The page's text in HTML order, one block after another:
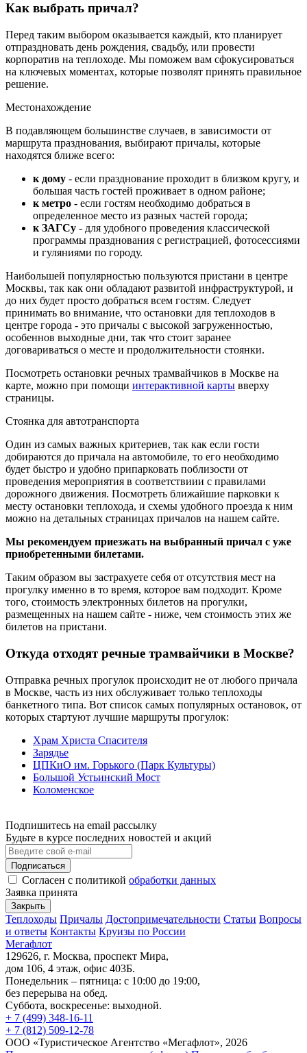
Как выбрать причал?
Перед таким выбором оказывается каждый, кто планирует
отпраздновать день рождения, свадьбу, или провести
корпоратив на теплоходе. Мы поможем вам сфокусироваться
на ключевых моментах, которые позволят принять правильное
решение.
Местонахождение
В подавляющем большинстве случаев, в зависимости от
маршрута празднования, выбирают причалы, которые
находятся ближе всего:
к дому - если празднование проходит в близком кругу, и
большая часть гостей проживает в одном районе;
к метро - если гостям необходимо добраться в
определенное место из разных частей города;
к ЗАГСу - для удобного проведения классической
программы празднования с регистрацией, фотосессиями
и гуляниями по городу.
Наибольшей популярностью пользуются пристани в центре
Москвы, так как они обладают развитой инфраструктурой, и
до них будет просто добраться всем гостям. Следует
принимать во внимание, что остановки для теплоходов в
центре города - это причалы с высокой загруженностью,
особеннов выходные дни, так что стоит заранее
договариваться о месте и продолжительности стоянки.
Посмотреть остановки речных трамвайчиков в Москве на
карте, можно при помощи интерактивной карты вверху
страницы.
Стоянка для автотранспорта
Один из самых важных критериев, так как если гости
добираются до причала на автомобиле, то его необходимо
будет быстро и удобно припарковать поблизости от
проведения мероприятия в соответствиии с правилами
дорожного движения. Посмотреть ближайшие парковки к
месту остановки теплохода, и схемы удобного проезда к ним
можно на детальных страницах причалов на нашем сайте.
Мы рекомендуем приезжать на выбранный причал с уже
приобретенными билетами.
Таким образом вы застрахуете себя от отсутствия мест на
прогулку именно в то время, которое вам подходит. Кроме
того, стоимость электронных билетов на прогулки,
размещенных на нашем сайте - ниже, чем стоимость этих же
билетов на пристани.
Откуда отходят речные трамвайчики в Москве?
Отправка речных прогулок происходит не от любого причала
в Москве, часть из них обслуживает только теплоходы
банкетного типа. Вот список самых популярных остановок, от
которых стартуют лучшие маршруты прогулок:
Храм Христа Спасителя
Зарядье
ЦПКиО им. Горького (Парк Культуры)
Большой Устьинский Мост
Коломенское
Подпишитесь на email рассылку
Будьте в курсе последних новостей и акций
Подписаться
Согласен с политикой обработки данных
Заявка принята
Закрыть
Теплоходы Причалы Достопримечательности Статьи Вопросы
и ответы Контакты Круизы по России
Мегафлот
129626, г. Москва, проспект Мира,
дом 106, 4 этаж, офис 403Б.
Понедельник – пятница: с 10:00 до 19:00,
без перерыва на обед.
Суббота, воскресенье: выходной.
+ 7 (499) 348-16-11
+ 7 (812) 509-12-78
ООО «Туристическое Агентство «Мегафлот», 2026